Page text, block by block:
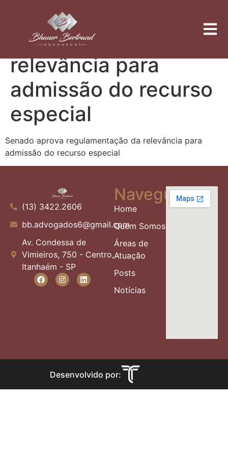
Senado aprova
regulamentação da
relevância para
admissão do recurso
especial
Senado aprova regulamentação da relevância para
admissão do recurso especial
(13) 3422.2606
bb.advogados6@gmail.com
Av. Condessa de
Vimieiros, 750 - Centro,
Itanhaém - SP
Navegue
Home
Quem Somos
Áreas de
Atuação
Posts
Notícias
Desenvolvido por: